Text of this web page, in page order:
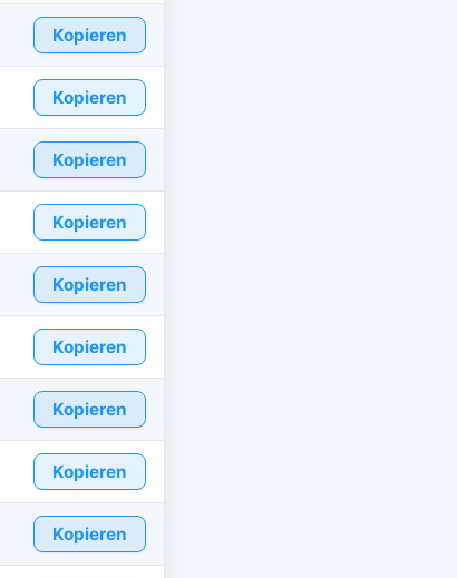
Kopieren
Kopieren
Kopieren
Kopieren
Kopieren
Kopieren
Kopieren
Kopieren
Kopieren